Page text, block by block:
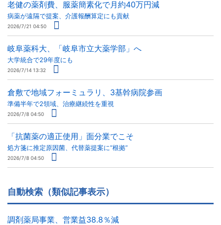
老健の薬剤費、服薬簡素化で月約40万円減
病薬が遠隔で提案、介護報酬算定にも貢献
2026/7/21 04:50
岐阜薬科大、「岐阜市立大薬学部」へ
大学統合で29年度にも
2026/7/14 13:32
倉敷で地域フォーミュラリ、3基幹病院参画
準備半年で2領域、治療継続性を重視
2026/7/8 04:50
「抗菌薬の適正使用」面分業でこそ
処方箋に推定原因菌、代替薬提案に“根拠”
2026/7/8 04:50
自動検索（類似記事表示）
調剤薬局事業、営業益38.8％減